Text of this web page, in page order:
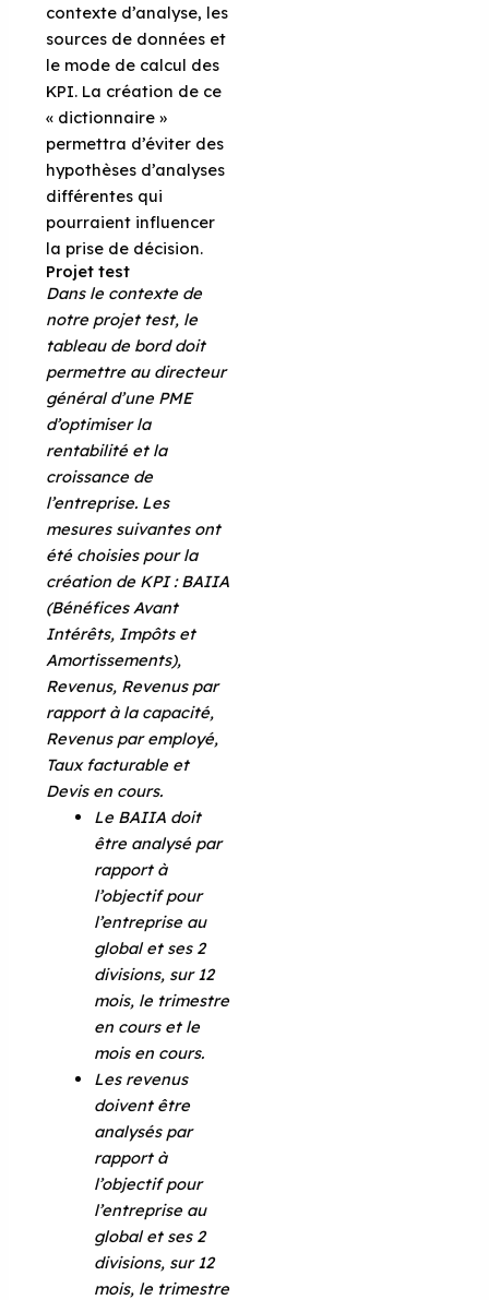
contexte d’analyse, les
sources de données et
le mode de calcul des
KPI. La création de ce
« dictionnaire »
permettra d’éviter des
hypothèses d’analyses
différentes qui
pourraient influencer
la prise de décision.
Projet test
Dans le contexte de
notre projet test, le
tableau de bord doit
permettre au directeur
général d’une PME
d’optimiser la
rentabilité et la
croissance de
l’entreprise. Les
mesures suivantes ont
été choisies pour la
création de KPI : BAIIA
(Bénéfices Avant
Intérêts, Impôts et
Amortissements),
Revenus, Revenus par
rapport à la capacité,
Revenus par employé,
Taux facturable et
Devis en cours.
Le BAIIA doit
être analysé par
rapport à
l’objectif pour
l’entreprise au
global et ses 2
divisions, sur 12
mois, le trimestre
en cours et le
mois en cours.
Les revenus
doivent être
analysés par
rapport à
l’objectif pour
l’entreprise au
global et ses 2
divisions, sur 12
mois, le trimestre